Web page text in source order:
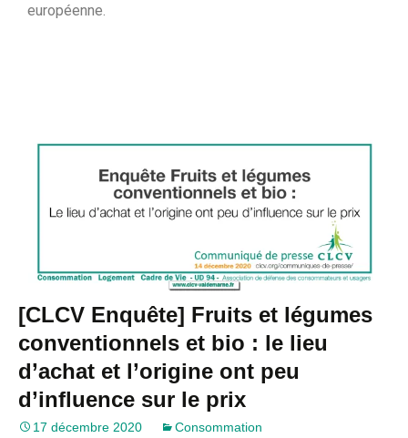
européenne.
[CLCV Enquête] Fruits et légumes
conventionnels et bio : le lieu
d’achat et l’origine ont peu
d’influence sur le prix
17 décembre 2020 Consommation